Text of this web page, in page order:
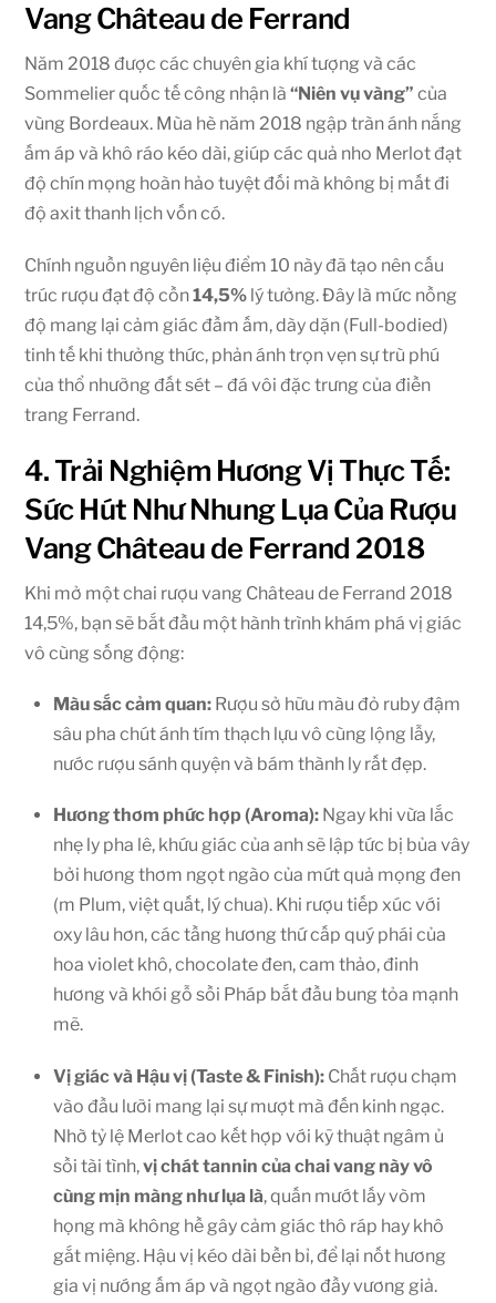
Vang Château de Ferrand
Năm 2018 được các chuyên gia khí tượng và các
Sommelier quốc tế công nhận là“Niên vụ vàng” của
vùng Bordeaux. Mùa hè năm 2018 ngập tràn ánh nắng
ấm áp và khô ráo kéo dài, giúp các quả nho Merlot đạt
độ chín mọng hoàn hảo tuyệt đối mà không bị mất đi
độ axit thanh lịch vốn có.
Chính nguồn nguyên liệu điểm 10 này đã tạo nên cấu
trúc rượu đạt độ cồn14,5% lý tưởng. Đây là mức nồng
độ mang lại cảm giác đầm ấm, dày dặn (Full-bodied)
tinh tế khi thưởng thức, phản ánh trọn vẹn sự trù phú
của thổ nhưỡng đất sét – đá vôi đặc trưng của điền
trang Ferrand.
4. Trải Nghiệm Hương Vị Thực Tế:
Sức Hút Như Nhung Lụa Của Rượu
Vang Château de Ferrand 2018
Khi mở một chai rượu vang Château de Ferrand 2018
14,5%, bạn sẽ bắt đầu một hành trình khám phá vị giác
vô cùng sống động:
Màu sắc cảm quan: Rượu sở hữu màu đỏ ruby đậm
sâu pha chút ánh tím thạch lựu vô cùng lộng lẫy,
nước rượu sánh quyện và bám thành ly rất đẹp.
Hương thơm phức hợp (Aroma): Ngay khi vừa lắc
nhẹ ly pha lê, khứu giác của anh sẽ lập tức bị bủa vây
bởi hương thơm ngọt ngào của mứt quả mọng đen
(m Plum, việt quất, lý chua). Khi rượu tiếp xúc với
oxy lâu hơn, các tầng hương thứ cấp quý phái của
hoa violet khô, chocolate đen, cam thảo, đinh
hương và khói gỗ sồi Pháp bắt đầu bung tỏa mạnh
mẽ.
Vị giác và Hậu vị (Taste & Finish): Chất rượu chạm
vào đầu lưỡi mang lại sự mượt mà đến kinh ngạc.
Nhờ tỷ lệ Merlot cao kết hợp với kỹ thuật ngâm ủ
sồi tài tình,vị chát tannin của chai vang này vô
cùng mịn màng như lụa là, quấn mướt lấy vòm
họng mà không hề gây cảm giác thô ráp hay khô
gắt miệng. Hậu vị kéo dài bền bỉ, để lại nốt hương
gia vị nướng ấm áp và ngọt ngào đầy vương giả.